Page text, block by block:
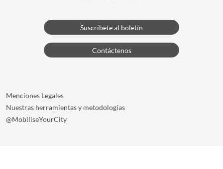
Suscríbete al boletín
Contáctenos
Menciones Legales
Nuestras herramientas y metodologías
@MobiliseYourCity